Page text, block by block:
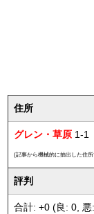
住所
グレン・草原 1-1
(記事から機械的に抽出した住
評判
合計: +0 (良: 0, 悪